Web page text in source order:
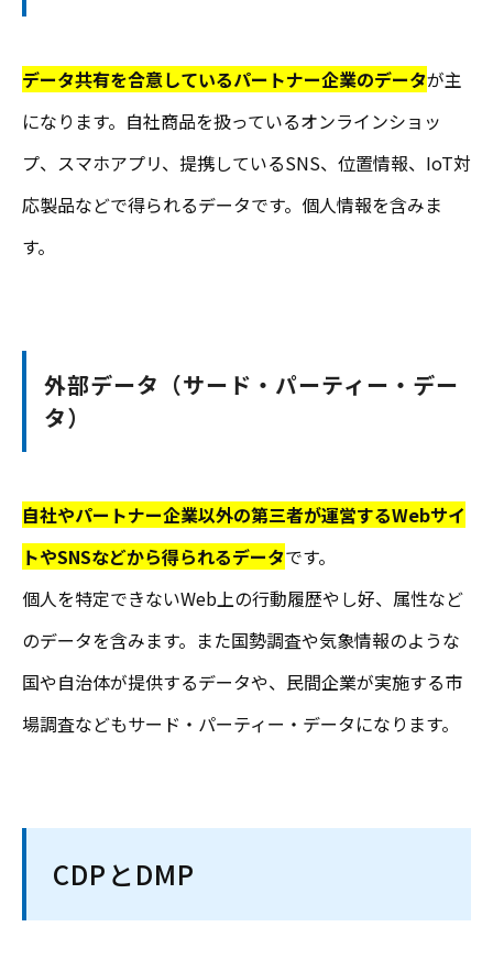
データ共有を合意しているパートナー企業のデータが主
になります。自社商品を扱っているオンラインショッ
プ、スマホアプリ、提携しているSNS、位置情報、IoT対
応製品などで得られるデータです。個人情報を含みま
す。
外部データ（サード・パーティー・デー
タ）
自社やパートナー企業以外の第三者が運営するWebサイ
トやSNSなどから得られるデータです。
個人を特定できないWeb上の行動履歴やし好、属性など
のデータを含みます。また国勢調査や気象情報のような
国や自治体が提供するデータや、民間企業が実施する市
場調査などもサード・パーティー・データになります。
CDPとDMP